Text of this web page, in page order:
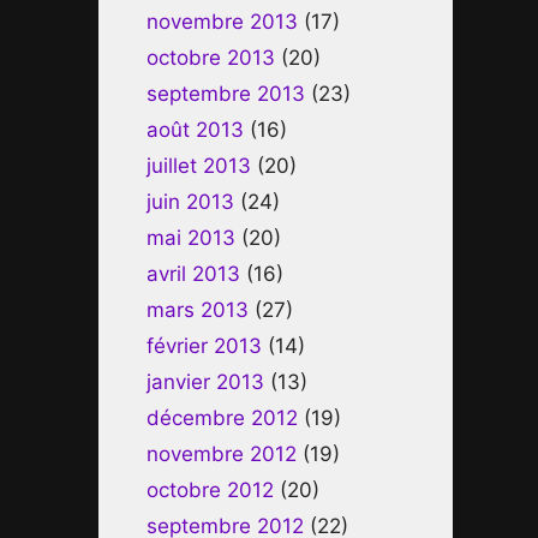
novembre 2013 (17)
octobre 2013 (20)
septembre 2013 (23)
août 2013 (16)
juillet 2013 (20)
juin 2013 (24)
mai 2013 (20)
avril 2013 (16)
mars 2013 (27)
février 2013 (14)
janvier 2013 (13)
décembre 2012 (19)
novembre 2012 (19)
octobre 2012 (20)
septembre 2012 (22)